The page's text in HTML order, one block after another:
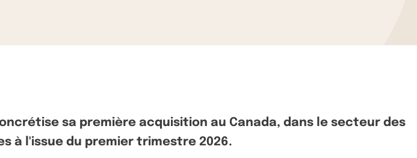
sa première acquisition au Canada, dans le secteur des
à l'issue du premier trimestre 2026.